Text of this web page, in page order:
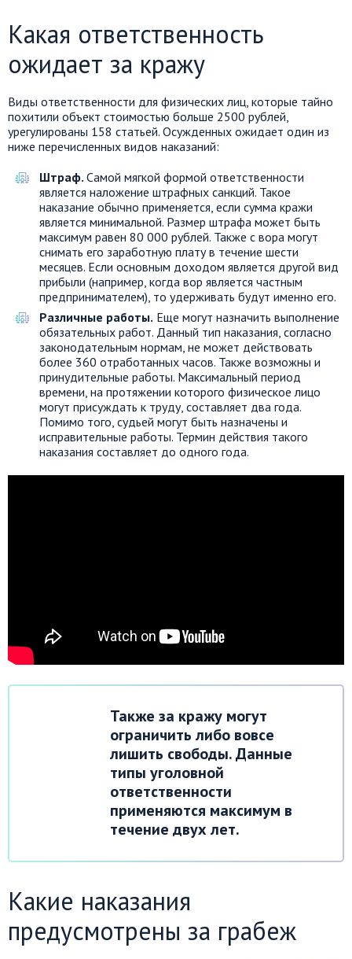
Какая ответственность
ожидает за кражу
Виды ответственности для физических лиц, которые тайно
похитили объект стоимостью больше 2500 рублей,
урегулированы 158 статьей. Осужденных ожидает один из
ниже перечисленных видов наказаний:
Штраф. Самой мягкой формой ответственности
является наложение штрафных санкций. Такое
наказание обычно применяется, если сумма кражи
является минимальной. Размер штрафа может быть
максимум равен 80 000 рублей. Также с вора могут
снимать его заработную плату в течение шести
месяцев. Если основным доходом является другой вид
прибыли (например, когда вор является частным
предпринимателем), то удерживать будут именно его.
Различные работы. Еще могут назначить выполнение
обязательных работ. Данный тип наказания, согласно
законодательным нормам, не может действовать
более 360 отработанных часов. Также возможны и
принудительные работы. Максимальный период
времени, на протяжении которого физическое лицо
могут присуждать к труду, составляет два года.
Помимо того, судьей могут быть назначены и
исправительные работы. Термин действия такого
наказания составляет до одного года.
Также за кражу могут
ограничить либо вовсе
лишить свободы. Данные
типы уголовной
ответственности
применяются максимум в
течение двух лет.
Какие наказания
предусмотрены за грабеж